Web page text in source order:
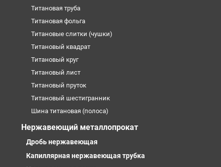
Титановая труба
Титановая фольга
Титановые слитки (чушки)
Титановый квадрат
Титановый круг
Титановый лист
Титановый пруток
Титановый шестигранник
Шина титановая (полоса)
Нержавеющий металлопрокат
Дробь нержавеющая
Капиллярная нержавеющая трубка